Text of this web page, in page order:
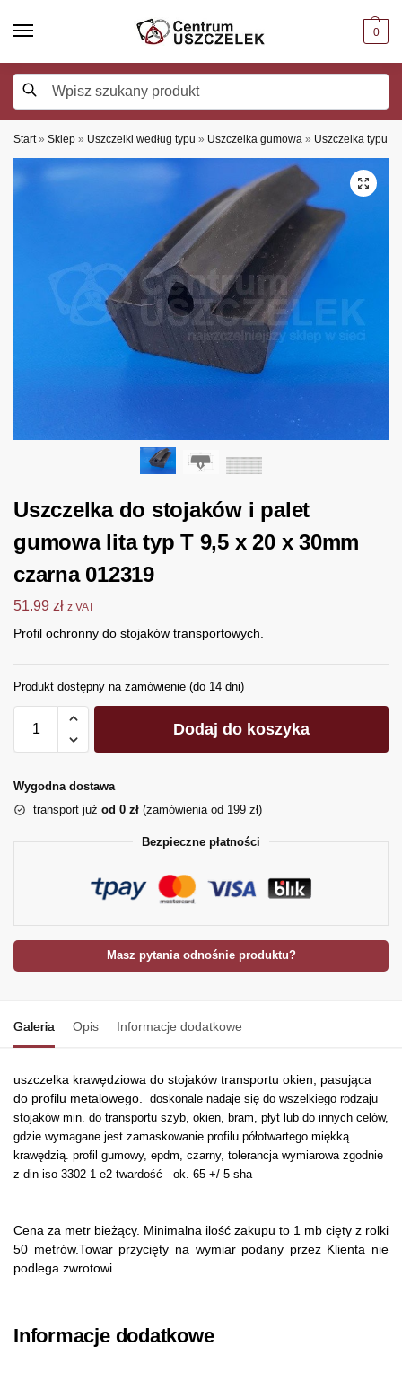
0
Start » Sklep » Uszczelki według typu » Uszczelka gumowa » Uszczelka typu T
Uszczelka do stojaków i palet
gumowa lita typ T 9,5 x 20 x 30mm
czarna 012319
51.99 zł z VAT
Profil ochronny do stojaków transportowych.
Produkt dostępny na zamówienie (do 14 dni)
Dodaj do koszyka
Wygodna dostawa
transport już od 0 zł (zamówienia od 199 zł)
Bezpieczne płatności
Masz pytania odnośnie produktu?
Galeria Opis Informacje dodatkowe
uszczelka krawędziowa do stojaków transportu okien, pasująca
do profilu metalowego. doskonale nadaje się do wszelkiego rodzaju
stojaków min. do transportu szyb, okien, bram, płyt l ub do innych celów,
gdzie wymagane jest zamaskowanie profilu półotwartego miękką
krawędzią. profil gumowy, epdm, czarny, tolerancja wymiarowa zgodnie
z din iso 3302-1 e2 twardość ok. 65 +/-5 sha
Cena za metr bieżący. Minimalna ilość zakupu to 1 mb cięty z rolki
50 metrów.Towar przycięty na wymiar podany przez Klienta nie
podlega zwrotowi.
Informacje dodatkowe